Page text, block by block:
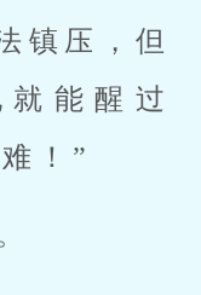
镇压，但
能醒过
！”